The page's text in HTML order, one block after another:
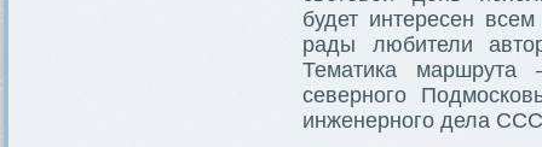
будет интересен
рады любители
Тематика маршрута
северного
инженерного дела